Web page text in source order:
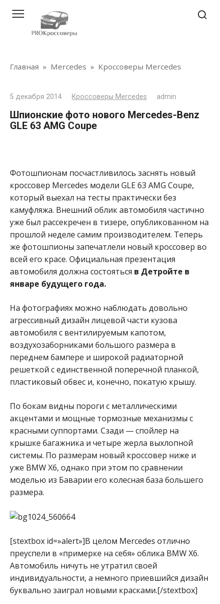
контенту
Главная » Mercedes » Кроссоверы Mercedes
5 декабря 2014 Кроссоверы Mercedes admin
Шпионские фото нового Mercedes-Benz
GLE 63 AMG Coupe
Фотошпионам посчастливилось заснять новый
кроссовер Mercedes модели GLE 63 AMG Coupe,
который выехал на тесты практически без
камуфляжа. Внешний облик автомобиля частично
уже был рассекречен в тизере, опубликованном на
прошлой неделе самим производителем. Теперь
же фотошпионы запечатлели новый кроссовер во
всей его красе. Официальная презентация
автомобиля должна состояться в Детройте в
январе будущего года.
На фотографиях можно наблюдать довольно
агрессивный дизайн лицевой части кузова
автомобиля с вентилируемым капотом,
воздухозаборниками большого размера в
переднем бампере и широкой радиаторной
решеткой с единственной поперечной планкой,
пластиковый обвес и, конечно, покатую крышу.
По бокам видны пороги с металлическими
акцентами и мощные тормозные механизмы с
красными суппортами. Сзади — спойлер на
крышке багажника и четыре жерла выхлопной
системы. По размерам новый кроссовер ниже и
уже BMW X6, однако при этом по сравнении
моделью из Баварии его колесная база большего
размера.
[stextbox id=»alert»]В целом Mercedes отлично
преуспели в «примерке на себя» облика BMW X6.
Автомобиль ничуть не утратил своей
индивидуальности, а немного приевшийся дизайн
буквально заиграл новыми красками.[/stextbox]